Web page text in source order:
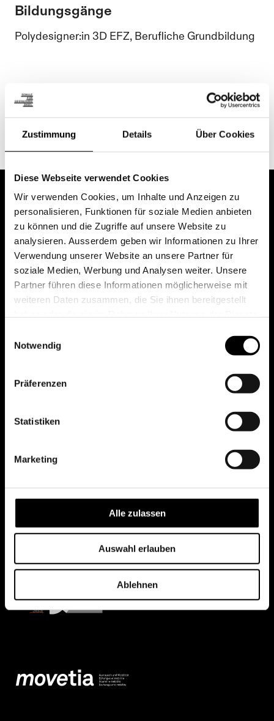
Zustimmung Details Über Cookies
Diese Webseite verwendet Cookies
Wir verwenden Cookies, um Inhalte und Anzeigen zu
personalisieren, Funktionen für soziale Medien anbieten
zu können und die Zugriffe auf unsere Website zu
analysieren. Ausserdem geben wir Informationen zu Ihrer
Verwendung unserer Website an unsere Partner für
soziale Medien, Werbung und Analysen weiter. Unsere
Partner führen diese Informationen möglicherweise mit
weiteren Daten zusammen, die Sie ihnen bereitgestellt
Notwendig
Präferenzen
Statistiken
Marketing
Alle zulassen
Auswahl erlauben
Ablehnen
Bildungsgänge
Polydesigner:in 3D EFZ, Berufliche Grundbildung
Kontakt
pascal.gysi@sfgbasel.ch